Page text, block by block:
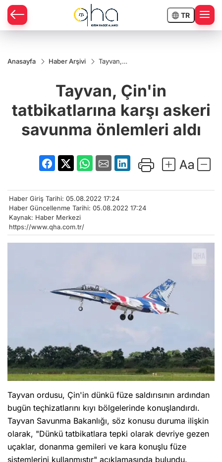
TR
Anasayfa Haber Arşivi
Tayvan,
karşı askeri
savunma
önlemleri
aldı
Tayvan, Çin'in
tatbikatlarına karşı askeri
savunma önlemleri aldı
Haber Giriş Tarihi: 05.08.2022 17:24
Haber Güncellenme Tarihi: 05.08.2022 17:24
Kaynak: Haber Merkezi
https://www.qha.com.tr/
Tayvan ordusu, Çin'in dünkü füze saldırısının ardından
bugün teçhizatlarını kıyı bölgelerinde konuşlandırdı.
Tayvan Savunma Bakanlığı, söz konusu duruma ilişkin
olarak, "Dünkü tatbikatlara tepki olarak devriye gezen
uçaklar, donanma gemileri ve kara konuşlu füze
sistemlerini kullanmıştır" açıklamasında bulundu.